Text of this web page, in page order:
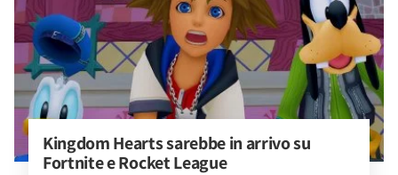
Kingdom Hearts sarebbe in arrivo su
Fortnite e Rocket League